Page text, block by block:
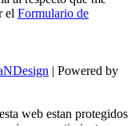
el Formulario de
| Powered by
web estan protegidos